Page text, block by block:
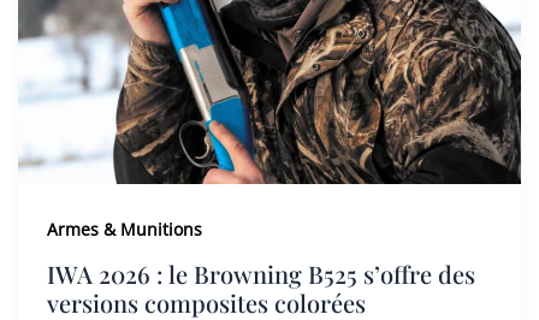
Armes & Munitions
IWA 2026 : le Browning B525 s’offre des
versions composites colorées